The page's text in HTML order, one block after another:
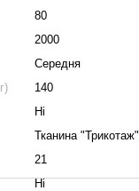
80
2000
Середня
140
Ні
Тканина "Трикотаж"
21
Ні